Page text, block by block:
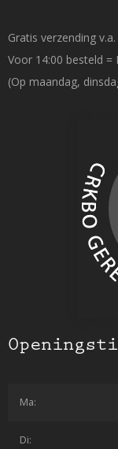
Gratis verzending
Voor 14:00 besteld =
(Op maandag,
Ma:
Di: